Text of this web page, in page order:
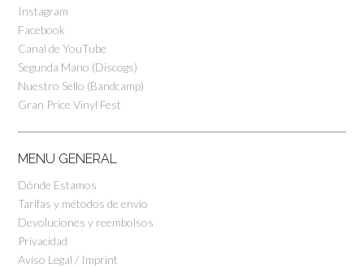
Instagram
Facebook
Canal de YouTube
Segunda Mano (Discogs)
Nuestro Sello (Bandcamp)
Gran Price Vinyl Fest
MENU GENERAL
Dónde Estamos
Tarifas y métodos de envío
Devoluciones y reembolsos
Privacidad
Aviso Legal / Imprint